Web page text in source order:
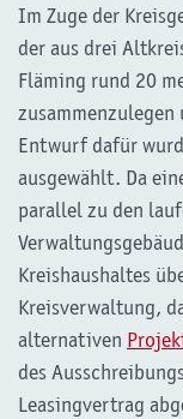
Im Zuge der
der aus drei
Fläming rund 20
zusammenzulegen
Entwurf dafür
ausgewählt. Da
parallel zu den
Kreishaushaltes
Kreisverwaltung,
alternativen
des
Leasingvertrag